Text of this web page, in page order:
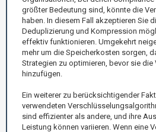
größter Bedeutung sind, könnte die
haben. In diesem Fall akzeptieren Sie
Deduplizierung und Kompression
effektiv funktionieren. Umgekehrt
mehr um die Speicherkosten sorgen,
Strategien zu optimieren, bevor sie die
hinzufügen.
Ein weiterer zu berücksichtigender
verwendeten
sind effizienter als andere, und ihre
Leistung können variieren. Wenn eine